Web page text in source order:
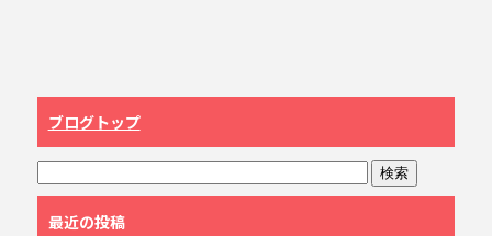
ブログトップ
最近の投稿